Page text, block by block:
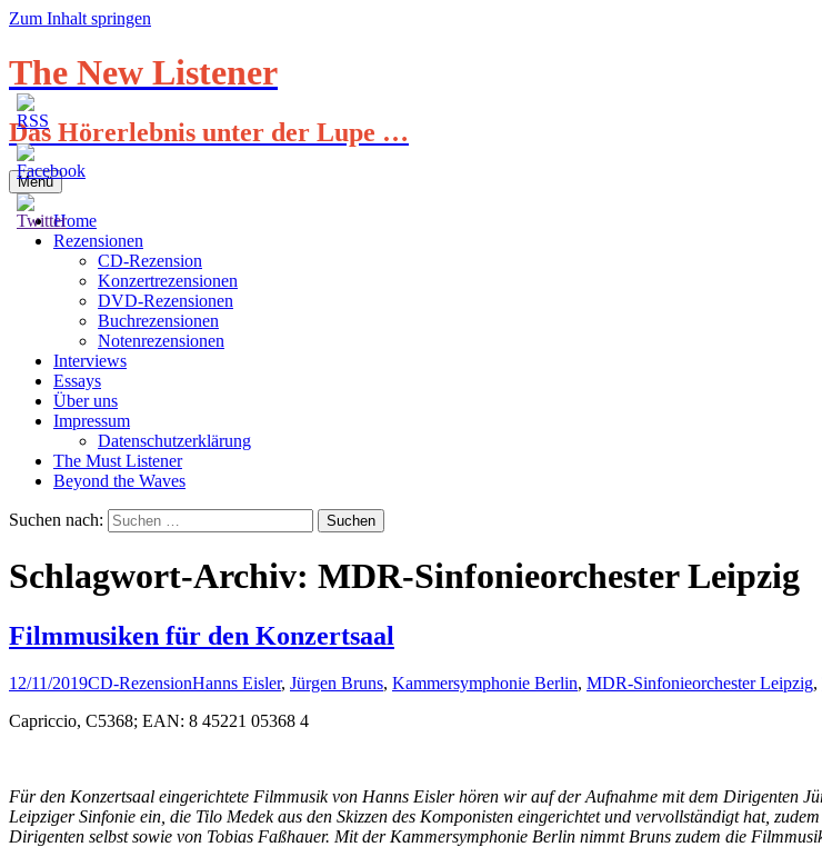
Zum Inhalt springen
The New Listener
Das Hörerlebnis unter der Lupe …
Menü
Home
Rezensionen
CD-Rezension
Konzertrezensionen
DVD-Rezensionen
Buchrezensionen
Notenrezensionen
Interviews
Essays
Über uns
Impressum
Datenschutzerklärung
The Must Listener
Beyond the Waves
Suchen nach:
Schlagwort-Archiv: MDR-Sinfonieorchester Leipzig
Filmmusiken für den Konzertsaal
12/11/2019CD-RezensionHanns Eisler, Jürgen Bruns, Kammersymphonie Berlin, MDR-Sinfonieorchester Leipzig,
Capriccio, C5368; EAN: 8 45221 05368 4
Für den Konzertsaal eingerichtete Filmmusik von Hanns Eisler hören wir auf der Aufnahme mit dem Dirigenten
Leipziger Sinfonie ein, die Tilo Medek aus den Skizzen des Komponisten eingerichtet und vervollständigt hat,
Dirigenten selbst sowie von Tobias Faßhauer. Mit der Kammersymphonie Berlin nimmt Bruns zudem die